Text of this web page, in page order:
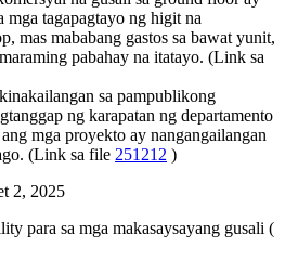
mga tagapagtayo ng higit na
mas mababang gastos sa bawat yunit,
pabahay na itatayo. (Link sa
sa pampublikong
ng karapatan ng departamento
mga proyekto ay nangangailangan
(Link sa file 251212 )
2, 2025
para sa mga makasaysayang gusali (